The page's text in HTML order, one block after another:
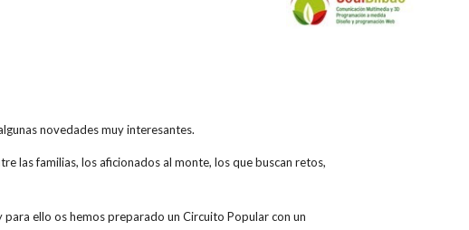
novedades muy interesantes.
las familias, los aficionados al monte, los que buscan retos,
ello os hemos preparado un Circuito Popular con un